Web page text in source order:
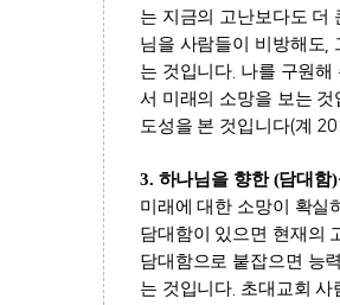
는 지금의 고난보다도 더
님을 사람들이 비방해도
는 것입니다 나를 구원해
서 미래의 소망을 보는 것
도성을 본 것입니다(계
3. 하나님을 향한(담대함)
미래에 대한 소망이 확실
담대함이 있으면 현재의
담대함으로 붙잡으면 능
는 것입니다 초대교회 사